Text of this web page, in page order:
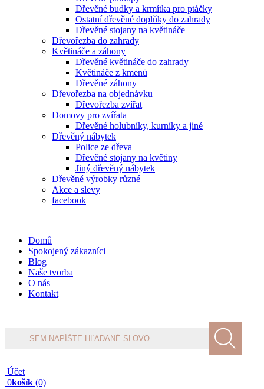
Dřevěné budky a krmítka pro ptáčky
Ostatní dřevěné doplňky do zahrady
Dřevěné stojany na květináče
Dřevořezba do zahrady
Květináče a záhony
Dřevěné květináče do zahrady
Květináče z kmenů
Dřevěné záhony
Dřevořezba na objednávku
Dřevořezba zvířat
Domovy pro zvířata
Dřevěné holubníky, kurníky a jiné
Dřevěný nábytek
Police ze dřeva
Dřevěné stojany na květiny
Jiný dřevěný nábytek
Dřevěné výrobky různé
Akce a slevy
facebook
Domů
Spokojený zákazníci
Blog
Naše tvorba
O nás
Kontakt
Products
Účet
0košík (0)